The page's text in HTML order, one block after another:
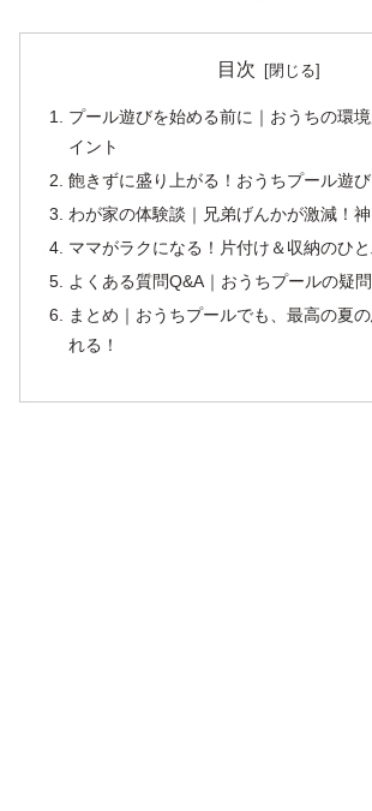
目次
プール遊びを始める前に｜おうちの環
イント
飽きずに盛り上がる！おうちプール遊
わが家の体験談｜兄弟げんかが激減！
ママがラクになる！片付け＆収納のひ
よくある質問Q&A｜おうちプールの疑
まとめ｜おうちプールでも、最高の夏
れる！